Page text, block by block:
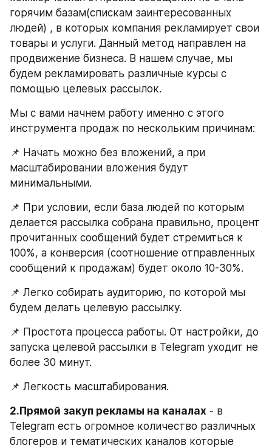
горячим базам(спискам заинтересованных
людей) , в которых компания рекламирует свои
товары и услуги. Данный метод направлен на
продвижение бизнеса. В нашем случае, мы
будем рекламировать различные курсы с
помощью целевых рассылок.
Мы с вами начнем работу именно с этого
инструмента продаж по нескольким причинам:
📌 Начать можно без вложений, а при
масштабировании вложения будут
минимальными.
📌 При условии, если база людей по которым
делается рассылка собрана правильно, процент
прочитанных сообщений будет стремиться к
100%, а конверсия (соотношение отправленных
сообщений к продажам) будет около 10-30%.
📌 Легко собирать аудиторию, по которой мы
будем делать целевую рассылку.
📌 Простота процесса работы. От настройки, до
запуска целевой рассылки в Telegram уходит не
более 30 минут.
📌 Легкость масштабирования.
2.Прямой закуп рекламы на каналах - в
Telegram есть огромное количество различных
блогеров и тематических каналов которые